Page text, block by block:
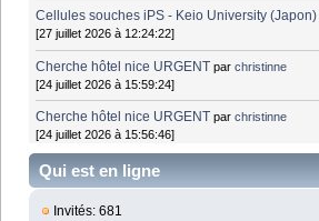
Cellules souches iPS - Keio University (Japon)
[27 juillet 2026 à 12:24:22]
Cherche hôtel nice URGENT parchristinne
[24 juillet 2026 à 15:59:24]
Cherche hôtel nice URGENT parchristinne
[24 juillet 2026 à 15:56:46]
Qui est en ligne
Invités: 681